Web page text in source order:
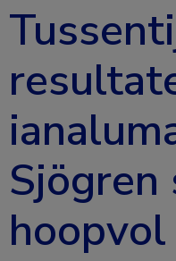
Sjögren
hoopvol